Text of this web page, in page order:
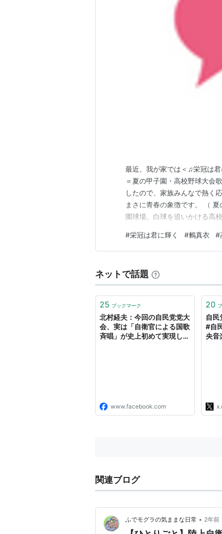
最近、我が家では＜♫栄冠は
＝夏の甲子園・高校野球大会
したので、家族みんなで熱く
まさに青春の象徴です。 （
園球場。白球を追いかける高
いが、観客の心を打ち、スタ
日々の練習が、今ここで結実
#栄冠は君に輝く #鶫真衣 #
ネットで話題
25 ブックマーク
北村経夫：今回の自民党党大
会、実は「自衛官による国歌
斉唱」が史上初めて実現しま
www.facebook.com
20
自
#自
央音
関連ブログ
ふでモグラの気ままな日常 • 2年前